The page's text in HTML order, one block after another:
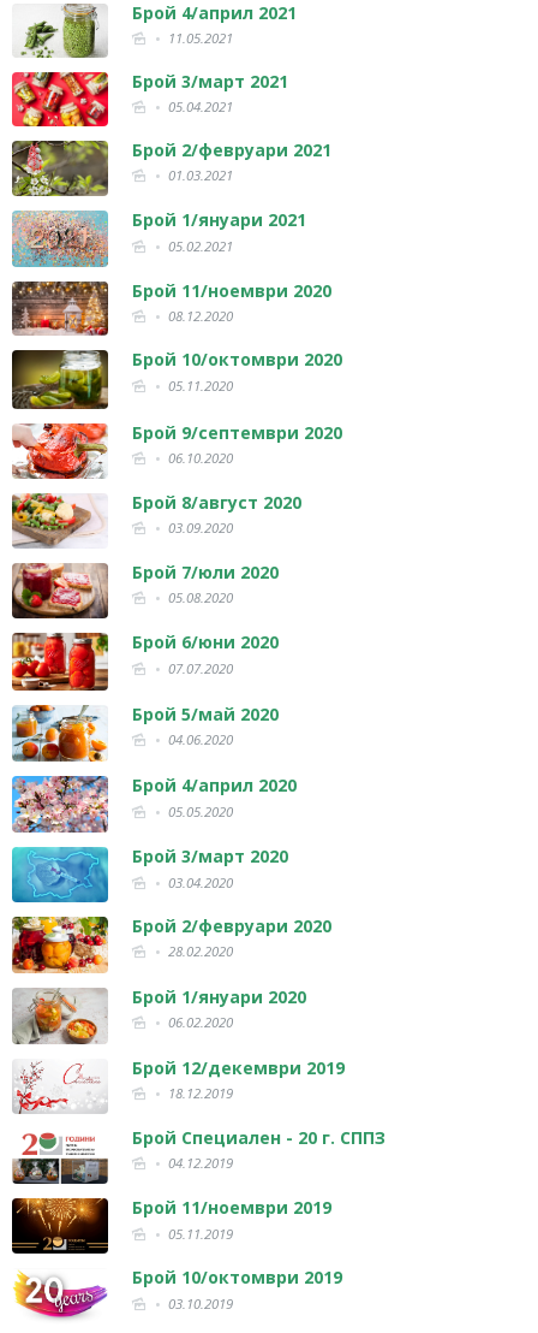
Брой 4/април 2021
11.05.2021
Брой 3/март 2021
05.04.2021
Брой 2/февруари 2021
01.03.2021
Брой 1/януари 2021
05.02.2021
Брой 11/ноември 2020
08.12.2020
Брой 10/октомври 2020
05.11.2020
Брой 9/септември 2020
06.10.2020
Брой 8/август 2020
03.09.2020
Брой 7/юли 2020
05.08.2020
Брой 6/юни 2020
07.07.2020
Брой 5/май 2020
04.06.2020
Брой 4/април 2020
05.05.2020
Брой 3/март 2020
03.04.2020
Брой 2/февруари 2020
28.02.2020
Брой 1/януари 2020
06.02.2020
Брой 12/декември 2019
18.12.2019
Брой Специален - 20 г. СППЗ
04.12.2019
Брой 11/ноември 2019
05.11.2019
Брой 10/октомври 2019
03.10.2019